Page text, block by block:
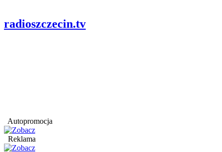
radioszczecin.tv
Autopromocja
Reklama